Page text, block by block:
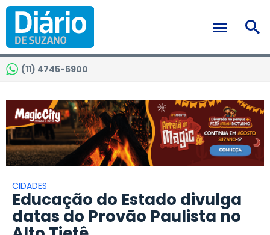
(11) 4745-6900
CIDADES
Educação do Estado divulga
datas do Provão Paulista no